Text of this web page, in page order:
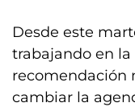
Desde este
trabajando en la
recomendación
cambiar la